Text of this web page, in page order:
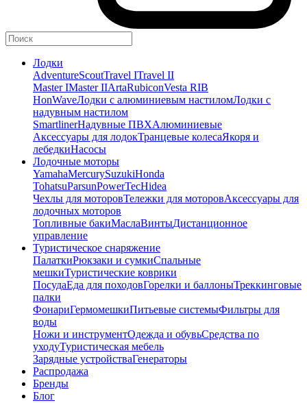
Лодки
AdventureScoutTravel ITravel II
Master IMaster IIArtaRubiconVesta RIB
HonWaveЛодки с алюминиевым настиломЛодки с
надувным настилом
SmartlinerНадувные ПВХАлюминиевые
Аксессуары для лодокТранцевые колесаЯкоря и
лебедкиНасосы
Лодочные моторы
YamahaMercurySuzukiHonda
TohatsuParsunPowerTecHidea
Чехлы для моторовТележки для моторовАксессуары для
лодочных моторов
Топливные бакиМаслаВинтыДистанционное
управление
Туристическое снаряжение
ПалаткиРюкзаки и сумкиСпальные
мешкиТуристические коврики
ПосудаЕда для походовГорелки и баллоныТреккинговые
палки
ФонариГермомешкиПитьевые системыФильтры для
воды
Ножи и инструментОдежда и обувьСредства по
уходуТуристическая мебель
Зарядные устройстваГенераторы
Распродажа
Бренды
Блог